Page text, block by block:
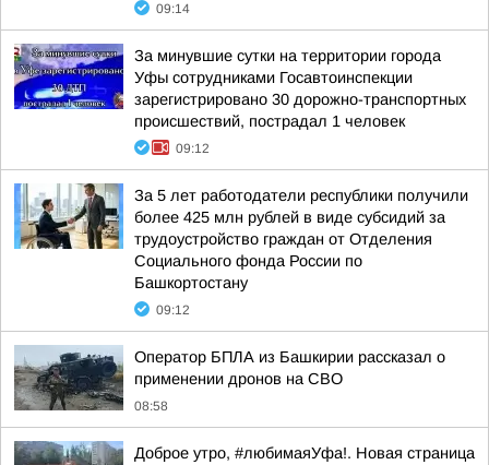
09:14
За минувшие сутки на территории города
Уфы сотрудниками Госавтоинспекции
зарегистрировано 30 дорожно-транспортных
происшествий, пострадал 1 человек
09:12
За 5 лет работодатели республики получили
более 425 млн рублей в виде субсидий за
трудоустройство граждан от Отделения
Социального фонда России по
Башкортостану
09:12
Оператор БПЛА из Башкирии рассказал о
применении дронов на СВО
08:58
Доброе утро, #любимаяУфа!. Новая страница